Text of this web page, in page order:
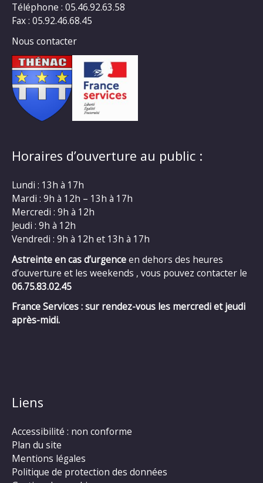
Téléphone : 05.46.92.63.58
Fax : 05.92.46.68.45
Nous contacter
Horaires d’ouverture au public :
Lundi : 13h à 17h
Mardi : 9h à 12h – 13h à 17h
Mercredi : 9h à 12h
Jeudi : 9h à 12h
Vendredi : 9h à 12h et 13h à 17h
Astreinte en cas d’urgenceen dehors des heures
d’ouverture et les weekends , vous pouvez contacter le
06.75.83.02.45
France Services : sur rendez-vous les mercredi et jeudi
après-midi.
Liens
Accessibilité : non conforme
Plan du site
Mentions légales
Politique de protection des données